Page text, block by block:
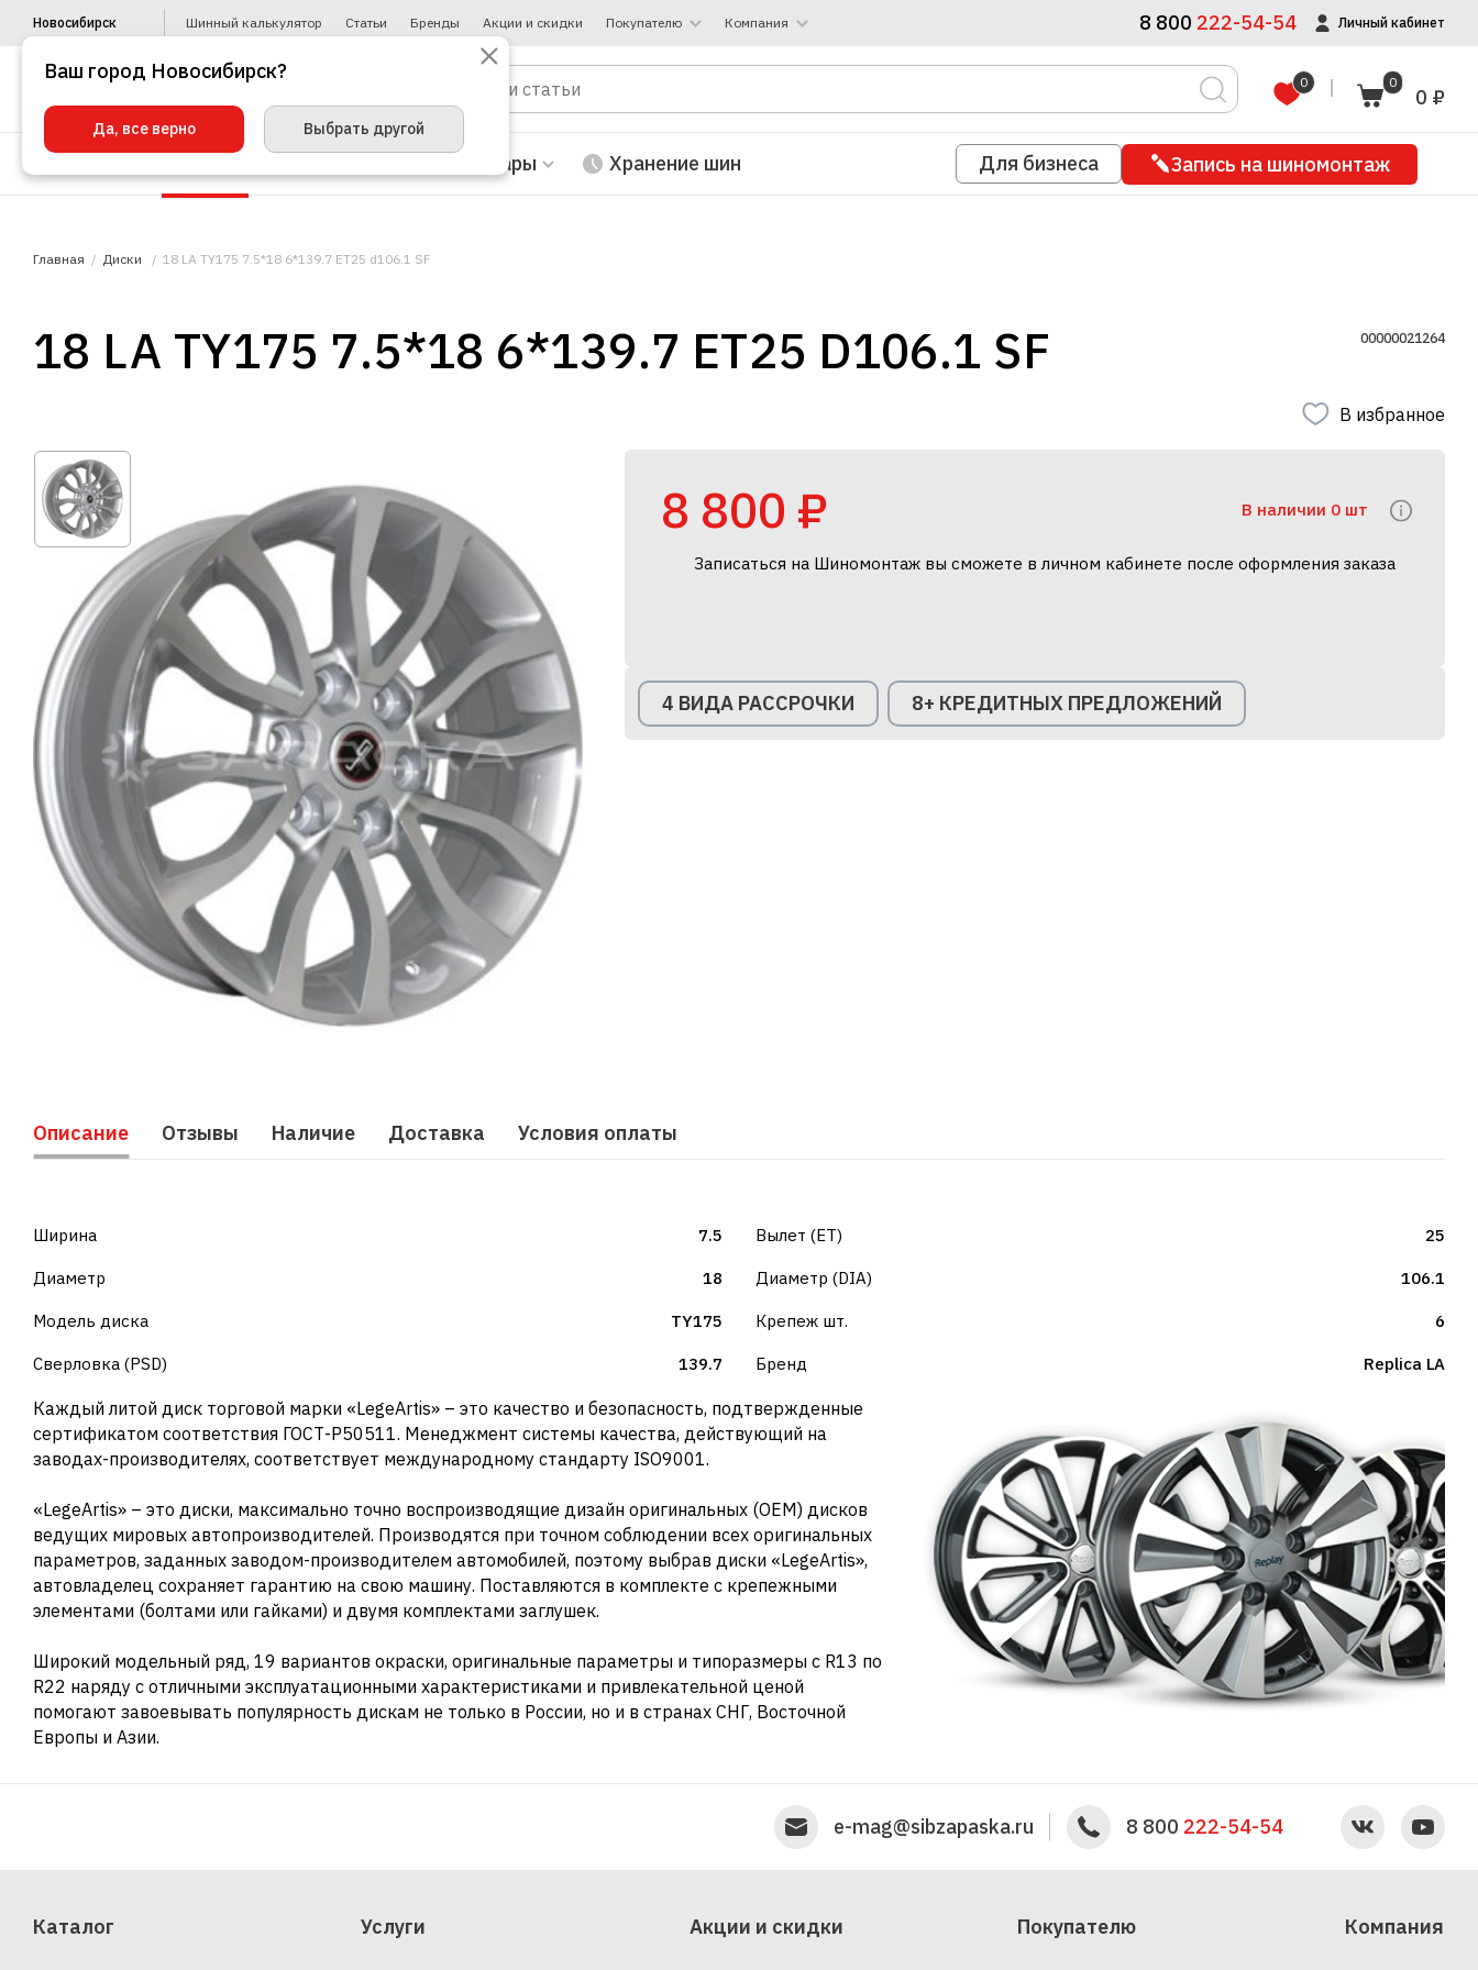
Новосибирск Шинный калькулятор Статьи Бренды Акции и скидки Покупателю Компания 8 800 222-54-54 Личный кабинет
0 0
0 ₽
Автотовары Хранение шин Для бизнеса Запись на шиномонтаж
Главная Диски 18 LA TY175 7.5*18 6*139.7 ET25 d106.1 SF
18 LA TY175 7.5*18 6*139.7 ET25 D106.1 SF 00000021264
В избранное
8 800 ₽ В наличии 0 шт
Записаться на Шиномонтаж вы сможете в личном кабинете после оформления заказа
4 ВИДА РАССРОЧКИ 8+ КРЕДИТНЫХ ПРЕДЛОЖЕНИЙ
Описание Отзывы Наличие Доставка Условия оплаты
Ширина 7.5
Диаметр 18
Модель диска TY175
Сверловка (PSD) 139.7
Вылет (ET) 25
Диаметр (DIA) 106.1
Крепеж шт. 6
Бренд Repliсa LA
Каждый литой диск торговой марки «LegeArtis» – это качество и безопасность, подтвержденные
сертификатом соответствия ГОСТ-Р50511. Менеджмент системы качества, действующий на
заводах-производителях, соответствует международному стандарту ISO9001.
«LegeArtis» – это диски, максимально точно воспроизводящие дизайн оригинальных (OEM) дисков
ведущих мировых автопроизводителей. Производятся при точном соблюдении всех оригинальных
параметров, заданных заводом-производителем автомобилей, поэтому выбрав диски «LegeArtis»,
автовладелец сохраняет гарантию на свою машину. Поставляются в комплекте с крепежными
элементами (болтами или гайками) и двумя комплектами заглушек.
Широкий модельный ряд, 19 вариантов окраски, оригинальные параметры и типоразмеры c R13 по
R22 наряду с отличными эксплуатационными характеристиками и привлекательной ценой
помогают завоевывать популярность дискам не только в России, но и в странах СНГ, Восточной
Европы и Азии.
e-mag@sibzapaska.ru 8 800 222-54-54
Каталог Услуги Акции и скидки Покупателю Компания
Ваш город Новосибирск?
Да, все верно Выбрать другой